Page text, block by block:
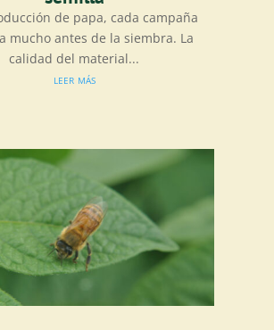
de papa, cada campaña
mucho antes de la siembra. La
calidad del material...
leer más